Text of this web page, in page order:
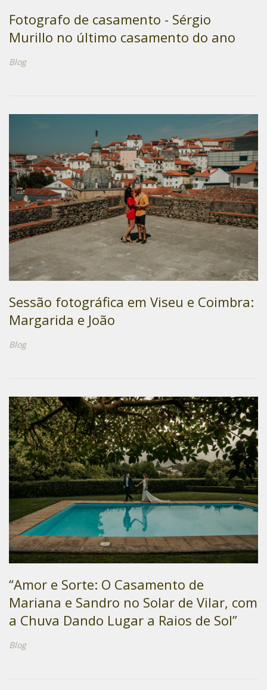
Fotografo de casamento - Sérgio
Murillo no último casamento do ano
Blog
Sessão fotográfica em Viseu e Coimbra:
Margarida e João
Blog
“Amor e Sorte: O Casamento de
Mariana e Sandro no Solar de Vilar, com
a Chuva Dando Lugar a Raios de Sol”
Blog